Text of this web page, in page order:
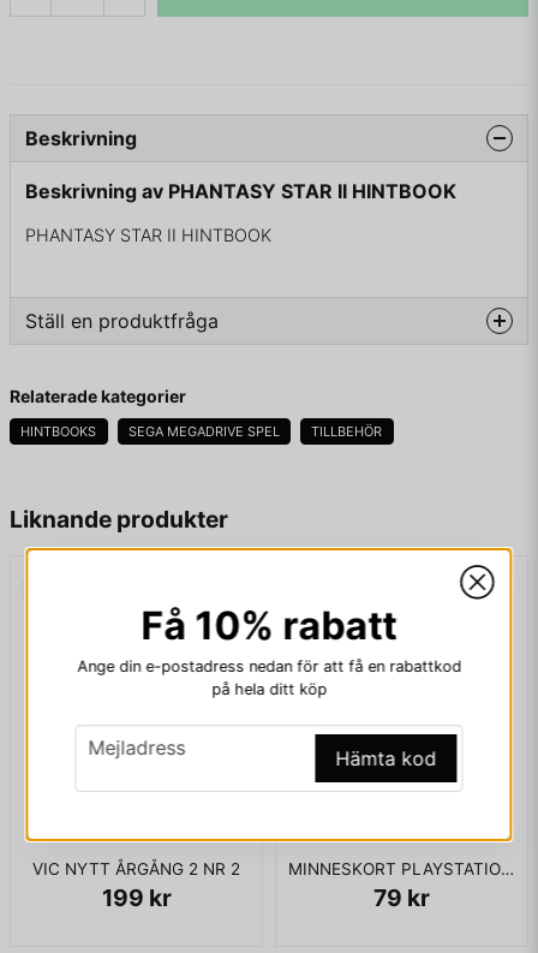
Liknande produkter
VIC NYTT ÅRGÅNG 2 NR 2
199 kr
MINNESKORT PLAYSTATION 1MB
79 kr
Beskrivning
Beskrivning av PHANTASY STAR II HINTBOOK
PHANTASY STAR II HINTBOOK
Ställ en produktfråga
Fråga oss något om denna produkten...
Namn
Relaterade kategorier
HINTBOOKS SEGA MEGADRIVE SPEL TILLBEHÖR
Få 10% rabatt
Ange din e-postadress nedan för att få en rabattkod
på hela ditt köp
email
Mejladress Hämta kod